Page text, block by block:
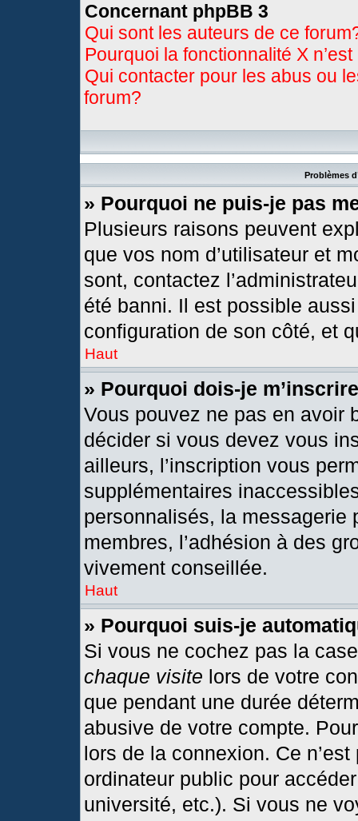
Concernant phpBB 3
Qui sont les auteurs de ce
Pourquoi la fonctionnalité X
Qui contacter pour les abus ou
forum?
Problèmes
» Pourquoi ne puis-je pas
Plusieurs raisons peuvent
que vos nom d’utilisateur et
sont, contactez
été banni. Il est possible
configuration de son côté, et
Haut
» Pourquoi dois-je
Vous pouvez ne pas en avoir
décider si vous devez vous
ailleurs, l’inscription vous
supplémentaires
personnalisés, la messagerie
membres, l’adhésion à des
vivement conseillée.
Haut
» Pourquoi suis-je
Si vous ne cochez pas la
chaque visite lors de votre
que pendant une durée
abusive de votre compte.
lors de la connexion. Ce
ordinateur public pour
université, etc.). Si vous ne